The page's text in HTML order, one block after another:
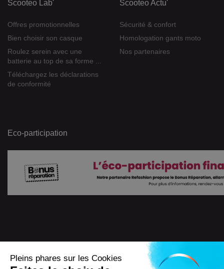
Scooteo Lab'
Offres promotionnelles
Bien choisir son casque
Roulez serein avec une
batterie au top de sa forme ...
Téléchargez les déclarations
de conformité
Scooteo Actu'
Sécurité & confort
Homologation gants moto
Nos partenaires
Eco-participation
Pleins phares sur les Cookies